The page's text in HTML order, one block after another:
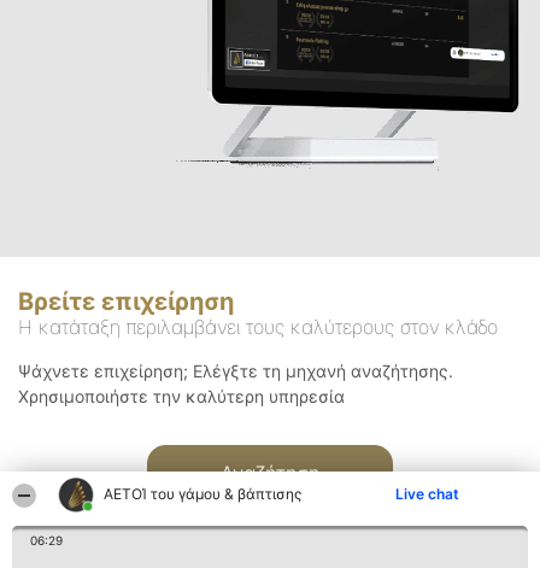
ΑΕΤΟΊ του γάμου & βάπτισης Live chat
06:29
Βρείτε επιχείρηση
Η κατάταξη περιλαμβάνει τους καλύτερους στον κλάδο
Ψάχνετε επιχείρηση; Ελέγξτε τη μηχανή αναζήτησης.
Χρησιμοποιήστε την καλύτερη υπηρεσία
Αναζήτηση